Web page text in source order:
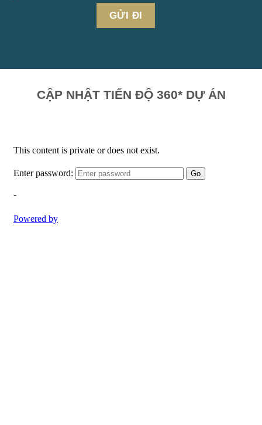
CẬP NHẬT TIẾN ĐỘ 360* DỰ ÁN